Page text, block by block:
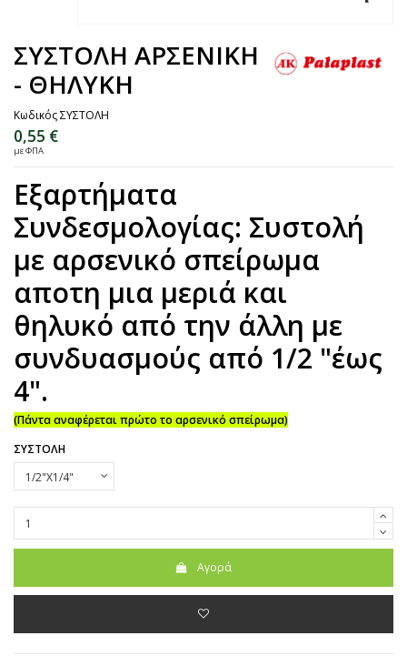
ΣΥΣΤΟΛΗ ΑΡΣΕΝΙΚΗ
- ΘΗΛΥΚΗ
ΚωδικόςΣΥΣΤΟΛΗ
0,55 €
με ΦΠΑ
Εξαρτήματα
Συνδεσμολογίας: Συστολή
με αρσενικό σπείρωμα
αποτη μια μεριά και
θηλυκό από την άλλη με
συνδυασμούς από 1/2 "έως
4".
(Πάντα αναφέρεται πρώτο το αρσενικό σπείρωμα)
ΣΥΣΤΟΛΗ
Αγορά